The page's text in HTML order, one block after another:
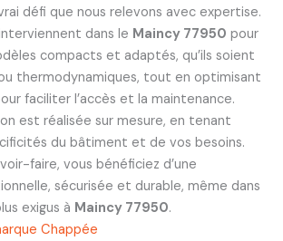
défi que nous relevons avec expertise.
dans le Maincy 77950 pour
compacts et adaptés, qu’ils soient
thermodynamiques, tout en optimisant
faciliter l’accès et la maintenance.
est réalisée sur mesure, en tenant
du bâtiment et de vos besoins.
faire, vous bénéficiez d’une
sécurisée et durable, même dans
exigus à Maincy 77950.
Chappée